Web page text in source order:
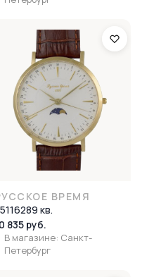
ВРЕМЯ
кв.
835 руб.
В магазине: Санкт-
Петербург